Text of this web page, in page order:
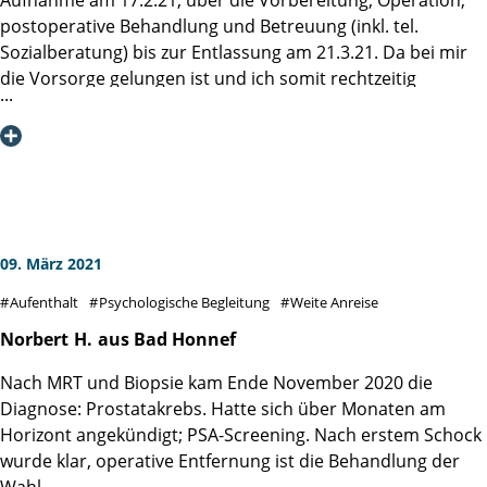
Mit aufrichtigem Dank und tiefster Anerkennung, Kraft und
Mut an alle, die den Weg noch vor sich haben, Wolfgang S.
aus Aalen
postoperative Behandlung und Betreuung (inkl. tel.
Sozialberatung) bis zur Entlassung am 21.3.21. Da bei mir
die Vorsorge gelungen ist und ich somit rechtzeitig
prostatektomiert werden konnte, wage ich zu hoffen, dass
ich diesbezüglich geheilt bin.
Katheterziehen weitgehend kontinent und sexuell
angebunden mit mir (2 x 5 Min).
Besonders danken möchte ich auch dem Pflegeteam
und Herrn Helms) für ihren kompetenten und
empathischen Einsatz.
Eigentlich wollte ich, fit wie ich vor der OP war, nach 4
Wochen wieder arbeiten. Die vierstündige OP hat an
09. März 2021
Aufenthalt Psychologische Begleitung Weite Anreise
Norbert H. aus Bad Honnef
Nach MRT und Biopsie kam Ende November 2020 die
Diagnose: Prostatakrebs. Hatte sich über Monaten am
Horizont angekündigt; PSA-Screening. Nach erstem Schock
wurde klar, operative Entfernung ist die Behandlung der